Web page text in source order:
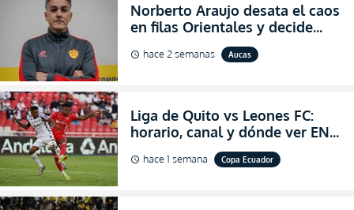
Norberto Araujo desata el caos
en filas Orientales y decide
abandonar la dirección técnica
de Aucas
schedule hace 2 semanas Aucas
Liga de Quito vs Leones FC:
horario, canal y dónde ver EN
VIVO los octavos de final de la
Copa Ecuador 2026
schedule hace 1 semana Copa Ecuador